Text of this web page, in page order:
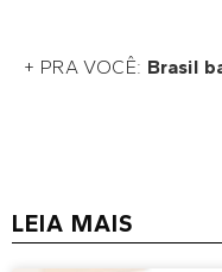
+ PRA VOCÊ: Brasil
LEIA MAIS